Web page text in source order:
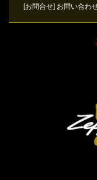
[お問合せ] お問い合わ